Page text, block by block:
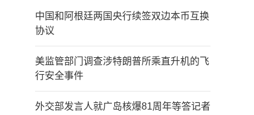
中国和阿根廷两国央行续签双边本币互换
协议
美监管部门调查涉特朗普所乘直升机的飞
行安全事件
外交部发言人就广岛核爆81周年等答记者